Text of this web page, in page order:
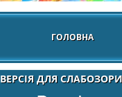
ГОЛОВНА
ВЕРСІЯ ДЛЯ